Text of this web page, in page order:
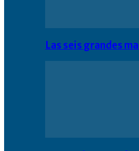
Las seis grandes